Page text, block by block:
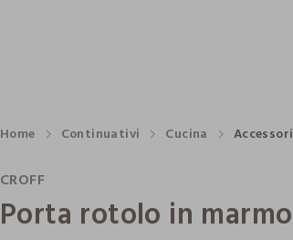
Home Continuativi Cucina Accessori
CROFF
Porta rotolo in marmo